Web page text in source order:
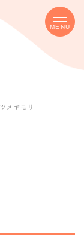
MENU
メヤモリ